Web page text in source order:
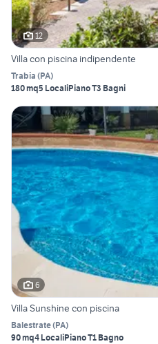
12
Villa con piscina indipendente
Trabia (PA)
180 mq5 LocaliPiano T3 Bagni
6
Villa Sunshine con piscina
Balestrate(PA)
90 mq4 LocaliPiano T1 Bagno